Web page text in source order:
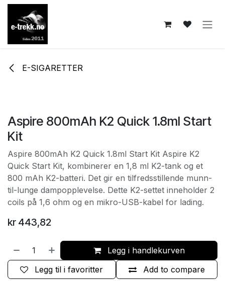
Skip to Content
E-SIGARETTER
Aspire 800mAh K2 Quick 1.8ml Start
Kit
Aspire 800mAh K2 Quick 1.8ml Start Kit Aspire K2
Quick Start Kit, kombinerer en 1,8 ml K2-tank og et
800 mAh K2-batteri. Det gir en tilfredsstillende munn-
til-lunge dampopplevelse. Dette K2-settet inneholder 2
coils på 1,6 ohm og en mikro-USB-kabel for lading.
kr 443,82
Legg i handlekurven
Add to compare
Legg til i favoritter